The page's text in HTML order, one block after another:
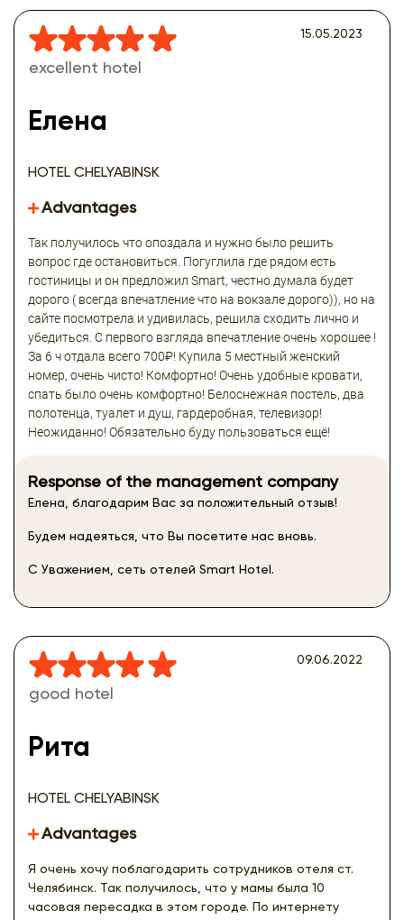
excellent hotel
Елена
HOTEL CHELYABINSK
15.05.2023
Advantages
Так получилось что опоздала и нужно было решить
вопрос где остановиться. Погуглила где рядом есть
гостиницы и он предложил Smart, честно думала будет
дорого ( всегда впечатление что на вокзале дорого)), но на
сайте посмотрела и удивилась, решила сходить лично и
убедиться. С первого взгляда впечатление очень хорошее !
За 6 ч отдала всего 700₽! Купила 5 местный женский
номер, очень чисто! Комфортно! Очень удобные кровати,
спать было очень комфортно! Белоснежная постель, два
полотенца, туалет и душ, гардеробная, телевизор!
Неожиданно! Обязательно буду пользоваться ещё!
Response of the management company
Елена, благодарим Вас за положительный отзыв!
Будем надеяться, что Вы посетите нас вновь.
С Уважением, сеть отелей Smart Hotel.
good hotel
Рита
HOTEL CHELYABINSK
09.06.2022
Advantages
Я очень хочу поблагодарить сотрудников отеля ст.
Челябинск. Так получилось, что у мамы была 10
часовая пересадка в этом городе. По интернету